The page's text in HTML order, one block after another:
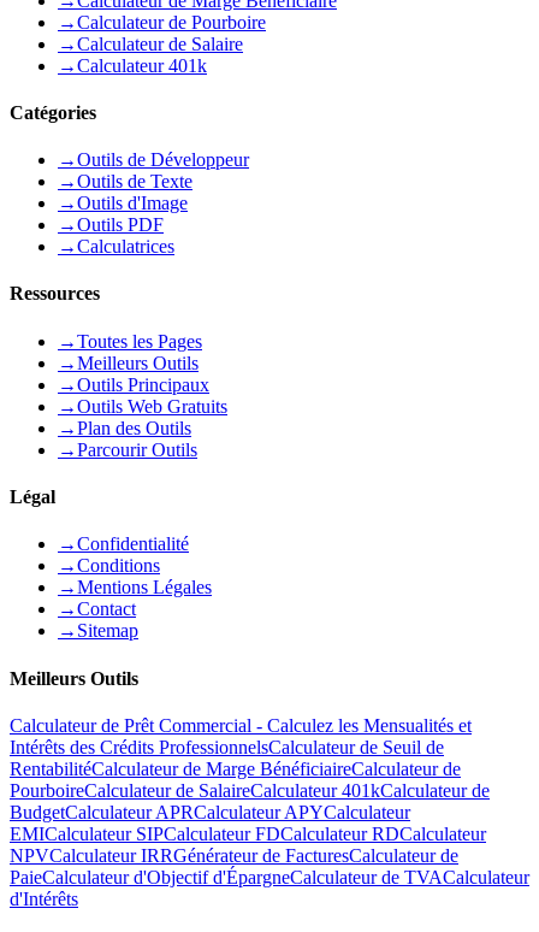
→Calculateur de Pourboire
→Calculateur de Salaire
→Calculateur 401k
Catégories
→Outils de Développeur
→Outils de Texte
→Outils d'Image
→Outils PDF
→Calculatrices
Ressources
→Toutes les Pages
→Meilleurs Outils
→Outils Principaux
→Outils Web Gratuits
→Plan des Outils
→Parcourir Outils
Légal
→Confidentialité
→Conditions
→Mentions Légales
→Contact
→ Sitemap
Meilleurs Outils
Calculateur de Prêt Commercial - Calculez les Mensualités et
Intérêts des Crédits ProfessionnelsCalculateur de Seuil de
RentabilitéCalculateur de Marge BénéficiaireCalculateur de
PourboireCalculateur de SalaireCalculateur 401kCalculateur de
BudgetCalculateur APRCalculateur APYCalculateur
EMICalculateur SIPCalculateur FDCalculateur RDCalculateur
NPVCalculateur IRRGénérateur de FacturesCalculateur de
PaieCalculateur d'Objectif d'ÉpargneCalculateur de TVACalculateur
d'Intérêts